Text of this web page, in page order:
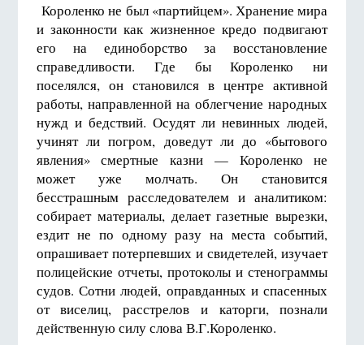
Короленко не был «партийцем». Хранение мира
и законности как жизненное кредо подвигают
его на единоборство за восстановление
справедливости. Где бы Короленко ни
поселялся, он становился в центре активной
работы, направленной на облегчение народных
нужд и бедствий. Осудят ли невинных людей,
учинят ли погром, доведут ли до «бытового
явления» смертные казни — Короленко не
может уже молчать. Он становится
бесстрашным расследователем и аналитиком:
собирает материалы, делает газетные вырезки,
ездит не по одному разу на места событий,
опрашивает потерпевших и свидетелей, изучает
полицейские отчеты, протоколы и стенограммы
судов. Сотни людей, оправданных и спасенных
от виселиц, расстрелов и каторги, познали
действенную силу слова В.Г.Короленко.